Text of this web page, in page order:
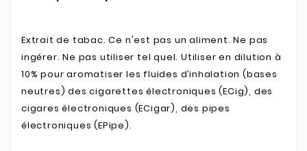
Extrait de tabac. Ce n'est pas un aliment. Ne pas
ingérer. Ne pas utiliser tel quel. Utiliser en dilution à
10% pour aromatiser les fluides d’inhalation (bases
neutres) des cigarettes électroniques (ECig), des
cigares électroniques (ECigar), des pipes
électroniques (EPipe).